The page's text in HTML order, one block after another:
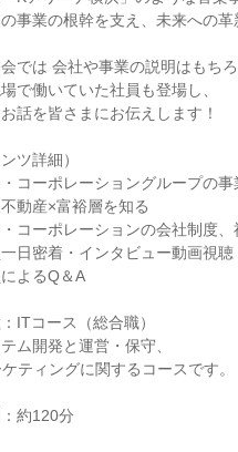
事業の根幹を支え、未来への
では 会社や事業の説明はもちろ
で働いていた社員も登場し、
話を皆さまにお伝えします！
ツ詳細）
・コーポレーショングループの事
動産×富裕層を知る
コーポレーションの会社制度
日密着・インタビュー動画視聴
よるQ＆A
ITコース（総合職）
ム開発と運営・保守、
ティングに関するコースです。
約120分